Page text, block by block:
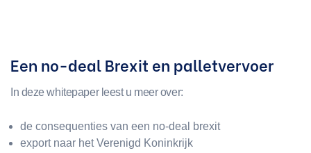
Een no-deal Brexit en palletvervoer
In deze whitepaper leest u meer over:
de consequenties van een no-deal brexit
export naar het Verenigd Koninkrijk